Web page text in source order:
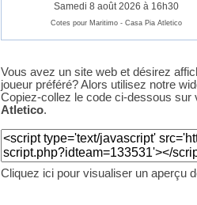
Samedi 8 août 2026 à 16h30
Cotes pour Maritimo - Casa Pia Atletico
Vous avez un site web et désirez
joueur préféré? Alors utilisez notre
Copiez-collez le code ci-dessous
Atletico.
Cliquez ici pour visualiser un aperçu